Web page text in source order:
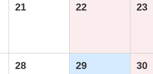
21 22 23
28 29 30